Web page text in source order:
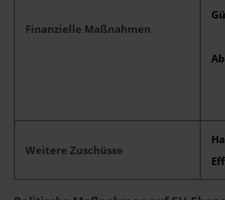
Finanzielle Maßnahmen
Weitere Zuschüsse